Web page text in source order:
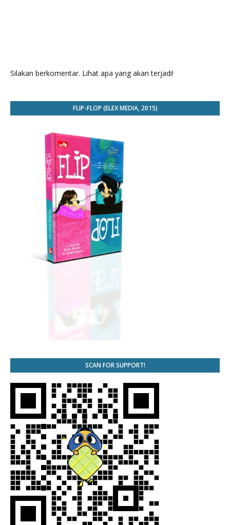
Silakan berkomentar. Lihat apa yang akan terjadi!
FLIP-FLOP (ELEX MEDIA, 2015)
SCAN FOR SUPPORT!